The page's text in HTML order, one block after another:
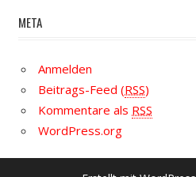
META
Anmelden
Beitrags-Feed (RSS)
Kommentare als RSS
WordPress.org